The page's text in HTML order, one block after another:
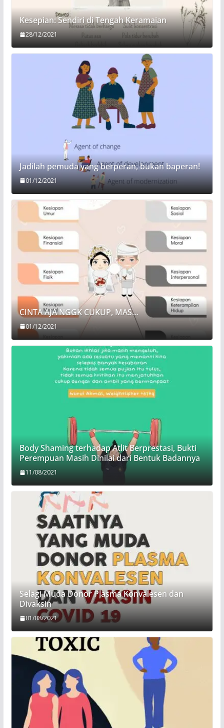
Kesepian: Sendiri di Tengah Keramaian
28/12/2021
Jadilah pemuda yang berperan, bukan baperan!
01/12/2021
CINTA AJA NGGK CUKUP, MAS…
01/12/2021
Body Shaming terhadap Atlit Berprestasi, Bukti
Perempuan Masih Dinilai dari Bentuk Badannya
11/08/2021
Selagi Muda Donor Plasma Konvalesen dan
Divaksin
01/08/2021